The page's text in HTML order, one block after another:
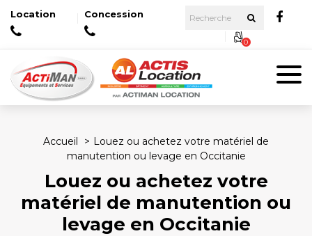
Location Concession
0
Accueil
Louez ou achetez votre matériel de
manutention ou levage en Occitanie
Louez ou achetez votre
matériel de manutention ou
levage en Occitanie